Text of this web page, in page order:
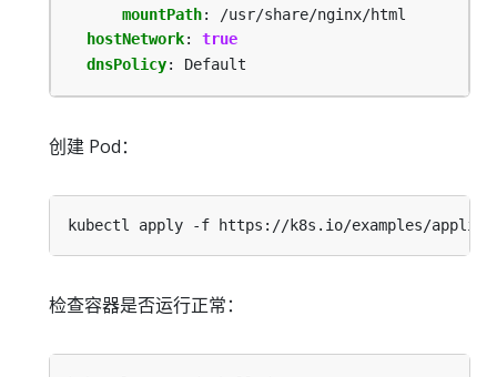
mountPath:
/usr/share/nginx/html
hostNetwork:
true
dnsPolicy: Default
创建 Pod：
检查容器是否运行正常：